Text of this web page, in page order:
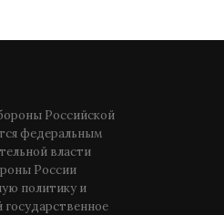
Российской
федеральным
власти
России
политику и